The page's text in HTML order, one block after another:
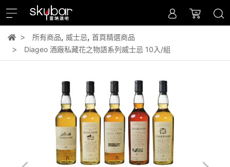
所有商品, 威士忌, 首頁精選商品
Diageo 酒廠私藏花之物語系列威士忌 10入/組